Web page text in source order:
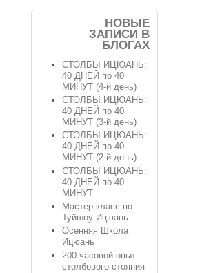
НОВЫЕ
ЗАПИСИ В
БЛОГАХ
СТОЛБЫ ИЦЮАНЬ:
40 ДНЕЙ по 40
МИНУТ (4-й день)
СТОЛБЫ ИЦЮАНЬ:
40 ДНЕЙ по 40
МИНУТ (3-й день)
СТОЛБЫ ИЦЮАНЬ:
40 ДНЕЙ по 40
МИНУТ (2-й день)
СТОЛБЫ ИЦЮАНЬ:
40 ДНЕЙ по 40
МИНУТ
Мастер-класс по
Туйшоу Ицюань
Осенняя Школа
Ицюань
200 часовой опыт
столбового стояния